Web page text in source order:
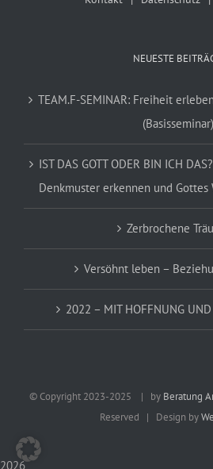
NEUESTE
TEAM.F-SEMINAR: Freiheit
(Basisseminar)
IST DAS GOTT ODER BIN ICH
Denkmuster erkennen und
Zerbrochene
Versöhnt leben –
2022 – MIT HOFFNUNG UND
© Copyright 2023-2025 | by Beratung
Reserved | Design by
2026